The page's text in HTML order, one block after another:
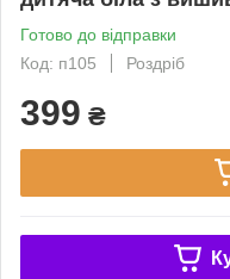
Готово до відправки
Код: п105
Роздріб
399 ₴